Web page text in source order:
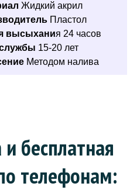
Жидкий акрил
Пластол
высыхания 24 часов
15-20 лет
Методом налива
бесплатная
телефонам: